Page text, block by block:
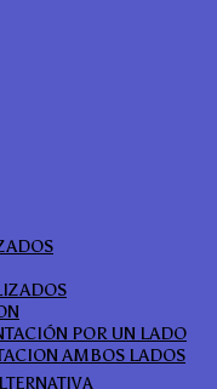
POR UN LADO
AMBOS LADOS